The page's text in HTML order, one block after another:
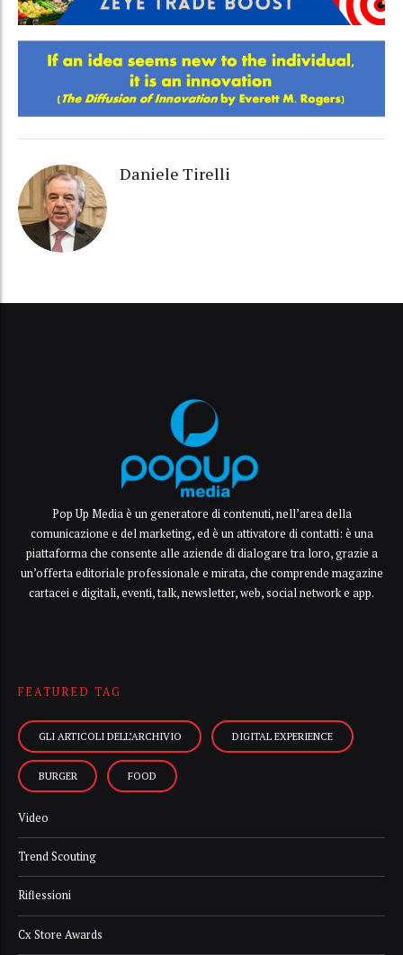
Daniele Tirelli
Pop Up Media è un generatore di contenuti, nell’area della
comunicazione e del marketing, ed è un attivatore di contatti: è una
piattaforma che consente alle aziende di dialogare tra loro, grazie a
un’offerta editoriale professionale e mirata, che comprende magazine
cartacei e digitali, eventi, talk, newsletter, web, social network e app.
FEATURED TAG
GLI ARTICOLI DELL’ARCHIVIO DIGITAL EXPERIENCE
BURGER FOOD
Video
Trend Scouting
Riflessioni
Cx Store Awards